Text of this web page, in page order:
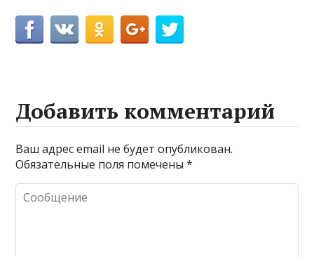
Добавить комментарий
Ваш адрес email не будет опубликован.
Обязательные поля помечены*